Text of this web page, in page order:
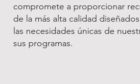
compromete a proporcionar
de la más alta calidad
las necesidades únicas de
sus programas.